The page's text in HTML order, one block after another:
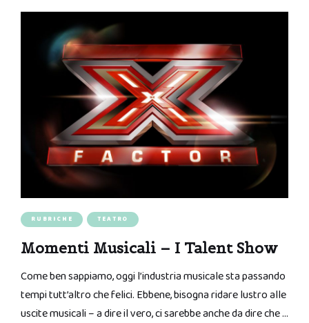
RUBRICHE TEATRO
Momenti Musicali – I Talent Show
Come ben sappiamo, oggi l’industria musicale sta passando
tempi tutt’altro che felici. Ebbene, bisogna ridare lustro alle
uscite musicali – a dire il vero, ci sarebbe anche da dire che …